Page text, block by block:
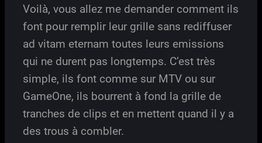
Voilà, vous allez me demander comment ils
font pour remplir leur grille sans rediffuser
ad vitam eternam toutes leurs emissions
qui ne durent pas longtemps. C’est très
simple, ils font comme sur MTV ou sur
GameOne, ils bourrent à fond la grille de
tranches de clips et en mettent quand il y a
des trous à combler.